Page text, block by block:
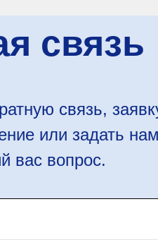
связь
связь,
или задать нам
вас вопрос.